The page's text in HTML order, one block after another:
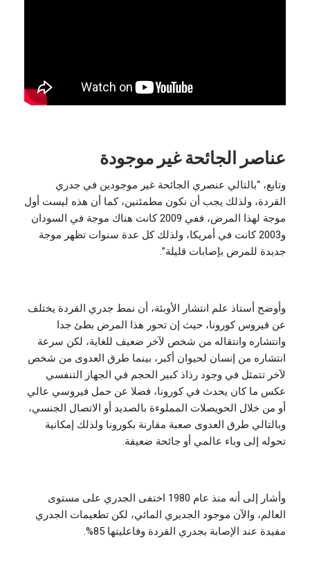
عناصر الجائحة غير موجودة
وتابع، “بالتالي عنصري الجائحة غير موجودين في جدري
القردة، ولذلك يجب أن نكون مطمئنين، كما أن هذه ليست أول
موجة لهذا المرض، ففي 2009 كانت هناك موجة في السودان
و2003 كانت في أمريكا، ولذلك كل عدة سنوات تظهر موجة
جديدة للمرض بإصابات قليلة”.
وأوضح أستاذ علم انتشار الأوبئة، أن نمط جدري القردة يختلف
عن فيروس كورونا، حيث إن تحور هذا المرض بطئ جدا
وانتشاره وانتقاله من شخص لآخر ضعيف للغاية، لكن سرعة
انتشاره من إنسان لحيوان أكبر، بينما طرق العدوى من شخص
لآخر تتمثل في وجود رذاذ كبير الحجم في الجهاز التنفسي
عكس ما كان يحدث في كورونا، فضلا عن حمل فيروسي عالي
أو من خلال الحويصلات المملوءة بالصديد أو الاتصال الجنسي،
وبالتالي طرق العدوى صعبة مقارنة بكورونا ولذلك إمكانية
تحوله إلى وباء عالمي أو جائحة ضعيفة.
وأشار إلى أنه منذ عام 1980 اختفى الجدري على مستوى
العالم، والآن موجود الجديري المائي، لكن تطعيمات الجدري
مفيدة عند الإصابة بجدري القردة وفاعليتها 85%.